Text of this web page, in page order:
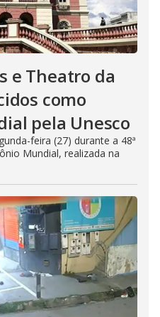
e Theatro da
como
pela Unesco
feira (27) durante a 48ª
Mundial, realizada na